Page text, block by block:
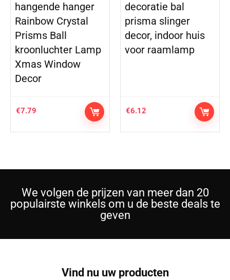
hangende hanger
Rainbow Crystal
Prisms Ball
kroonluchter Lamp
Xmas Window
Decor
€7.79
decoratie bal
prisma slinger
decor, indoor huis
voor raamlamp
€6.12
We volgen de prijzen van meer dan 20
populairste winkels om u de beste deals te
geven
Vind nu uw producten